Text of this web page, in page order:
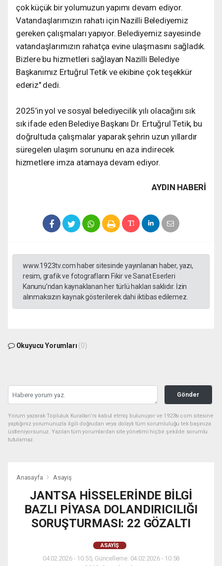
çok küçük bir yolumuzun yapımı devam ediyor.
Vatandaşlarımızın rahatı için Nazilli Belediyemiz
gereken çalışmaları yapıyor. Belediyemiz sayesinde
vatandaşlarımızın rahatça evine ulaşmasını sağladık.
Bizlere bu hizmetleri sağlayan Nazilli Belediye
Başkanımız Ertuğrul Tetik ve ekibine çok teşekkür
ederiz" dedi.
2025’in yol ve sosyal belediyecilik yılı olacağını sık
sık ifade eden Belediye Başkanı Dr. Ertuğrul Tetik, bu
doğrultuda çalışmalar yaparak şehrin uzun yıllardır
süregelen ulaşım sorununu en aza indirecek
hizmetlere imza atamaya devam ediyor.
AYDIN HABERİ
www.1923tv.com haber sitesinde yayınlanan haber, yazı,
resim, grafik ve fotografların Fikir ve Sanat Eserleri
Kanunu’ndan kaynaklanan her türlü hakları saklıdır. İzin
alınmaksızın kaynak gösterilerek dahi iktibas edilemez.
Okuyucu Yorumları (0)
Gönder
Yorum yazarak Topluluk Kuralları’nı kabul etmiş bulunuyor ve 1923tv.com sitesine
yaptığınız yorumunuzla ilgili doğrudan veya dolaylı tüm sorumluluğu tek başınıza
üstleniyorsunuz. Yazılan tüm yorumlardan site yönetimi hiçbir şekilde sorumlu
tutulamaz.
Anasayfa Asayiş
JANTSA HİSSELERİNDE BİLGİ
BAZLI PİYASA DOLANDIRICILIĞI
SORUŞTURMASI: 22 GÖZALTI
ASAYIŞ
04.02.2026 - 10:55, Güncelleme: 04.02.2026 - 10:58